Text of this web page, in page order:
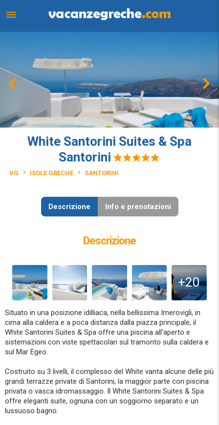
White Santorini Suites & Spa
Santorini
VG ISOLE GRECHE SANTORINI
Descrizione Info e prenotazioni
Descrizione
+20
Situato in una posizione idilliaca, nella bellissima Imerovigli, in
cima alla caldera e a poca distanza dalla piazza principale, il
White Santorini Suites & Spa offre una piscina all'aperto e
sistemazioni con viste spettacolari sul tramonto sulla caldera e
sul Mar Egeo.
Costruito su 3 livelli, il complesso del White vanta alcune delle più
grandi terrazze private di Santorini, la maggior parte con piscina
privata o vasca idromassaggio. Il White Santorini Suites & Spa
offre eleganti suite, ognuna con un soggiorno separato e un
lussuoso bagno.